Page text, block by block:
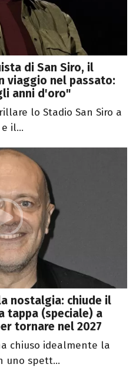
di San Siro, il
viaggio nel passato:
anni d'oro"
lo Stadio San Siro a
il...
nostalgia: chiude il
tappa (speciale) a
tornare nel 2027
chiuso idealmente la
uno spett...